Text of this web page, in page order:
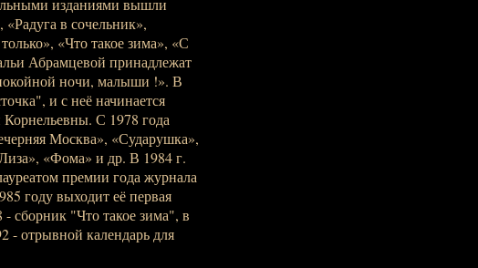
изданиями вышли
в сочельник»,
«Что такое зима», «С
Абрамцевой принадлежат
ночи, малыши !». В
и с неё начинается
С 1978 года
Москва», «Сударушка»,
«Фома» и др. В 1984 г.
премии года журнала
году выходит её первая
сборник "Что такое зима", в
- отрывной календарь для